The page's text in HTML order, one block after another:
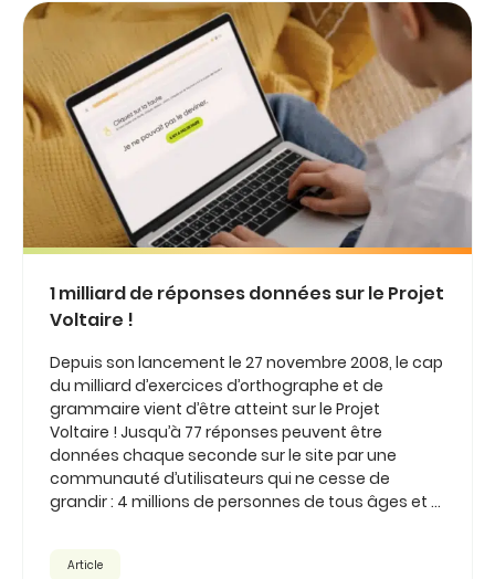
1 milliard de réponses données sur le Projet
Voltaire !
Depuis son lancement le 27 novembre 2008, le cap
du milliard d’exercices d’orthographe et de
grammaire vient d’être atteint sur le Projet
Voltaire ! Jusqu’à 77 réponses peuvent être
données chaque seconde sur le site par une
communauté d’utilisateurs qui ne cesse de
grandir : 4 millions de personnes de tous âges et ...
Article